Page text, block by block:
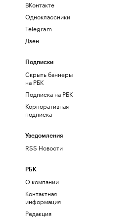
ВКонтакте
Одноклассники
Telegram
Дзен
Подписки
Скрыть баннеры
на РБК
Подписка на РБК
Корпоративная
подписка
Уведомления
RSS Новости
РБК
О компании
Контактная
информация
Редакция